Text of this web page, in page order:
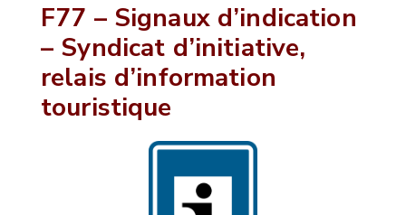
F77 – Signaux d’indication
– Syndicat d’initiative,
relais d’information
touristique